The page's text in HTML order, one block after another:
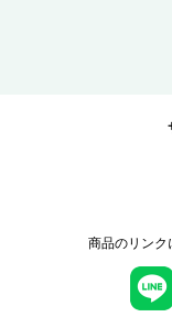
商品のリンク